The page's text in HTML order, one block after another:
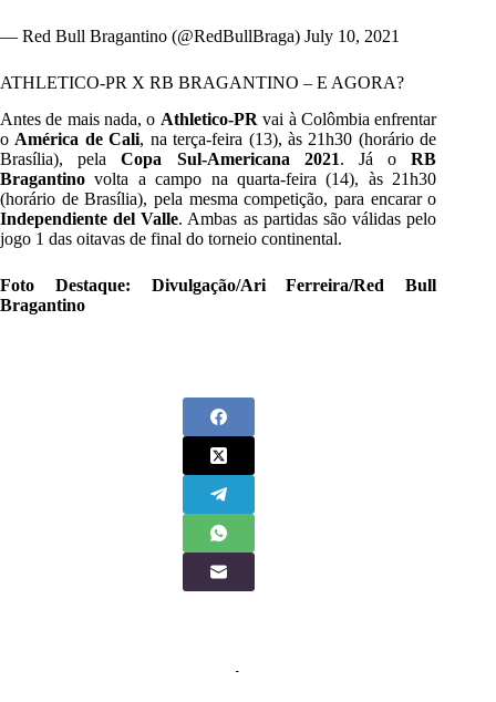
— Red Bull Bragantino (@RedBullBraga) July 10, 2021
ATHLETICO-PR X RB BRAGANTINO – E AGORA?
Antes de mais nada, o Athletico-PR vai à Colômbia enfrentar
o América de Cali, na terça-feira (13), às 21h30 (horário de
Brasília), pelaCopa Sul-Americana 2021. Já oRB
Bragantino volta a campo na quarta-feira (14), às 21h30
(horário de Brasília), pela mesma competição, para encarar o
Independiente del Valle. Ambas as partidas são válidas pelo
jogo 1 das oitavas de final do torneio continental.
Foto Destaque: Divulgação/Ari Ferreira/Red Bull
Bragantino